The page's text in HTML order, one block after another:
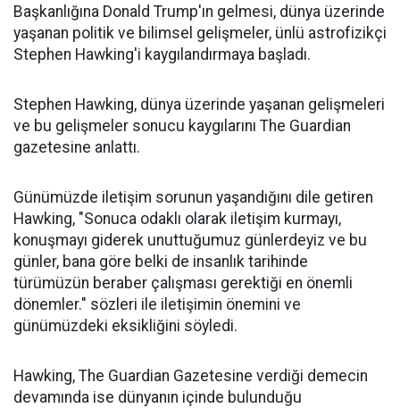
Başkanlığına Donald Trump'ın gelmesi, dünya üzerinde
yaşanan politik ve bilimsel gelişmeler, ünlü astrofizikçi
Stephen Hawking'i kaygılandırmaya başladı.
Stephen Hawking, dünya üzerinde yaşanan gelişmeleri
ve bu gelişmeler sonucu kaygılarını The Guardian
gazetesine anlattı.
Günümüzde iletişim sorunun yaşandığını dile getiren
Hawking, "Sonuca odaklı olarak iletişim kurmayı,
konuşmayı giderek unuttuğumuz günlerdeyiz ve bu
günler, bana göre belki de insanlık tarihinde
türümüzün beraber çalışması gerektiği en önemli
dönemler." sözleri ile iletişimin önemini ve
günümüzdeki eksikliğini söyledi.
Hawking, The Guardian Gazetesine verdiği demecin
devamında ise dünyanın içinde bulunduğu